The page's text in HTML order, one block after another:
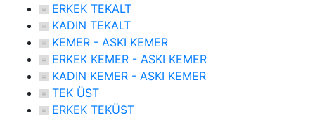
ERKEK TEKALT
KADIN TEKALT
KEMER - ASKI KEMER
ERKEK KEMER - ASKI KEMER
KADIN KEMER - ASKI KEMER
TEK ÜST
ERKEK TEKÜST